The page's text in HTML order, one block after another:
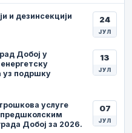
и дезинсекцији
24
ЈУЛ
Добој у
уз подршку
13
ЈУЛ
услуге
предшколским
Добој за 2026.
07
ЈУЛ